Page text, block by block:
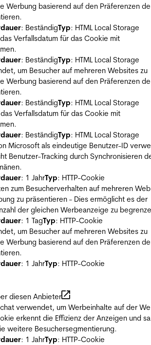
Werbung basierend auf den Präferenzen
: BeständigTyp: HTML Local Storage
Verfallsdatum für das Cookie mit
: BeständigTyp: HTML Local Storage
um Besucher auf mehreren Websites zu
Werbung basierend auf den Präferenzen
: BeständigTyp: HTML Local Storage
das Verfallsdatum für das Cookie mit
: BeständigTyp: HTML Local Storage
Microsoft als eindeutige Benutzer-ID
Benutzer-Tracking durch Synchronisieren
: 1 JahrTyp: HTTP-Cookie
zum Besucherverhalten auf mehreren
zu präsentieren - Dies ermöglicht es der
der gleichen Werbeanzeige zu
: 1 TagTyp: HTTP-Cookie
um Besucher auf mehreren Websites zu
Werbung basierend auf den Präferenzen
: 1 JahrTyp: HTTP-Cookie
diesen Anbieter
verwendet, um Werbeinhalte auf der
erkennt die Effizienz der Anzeigen und
weitere Besuchersegmentierung.
: 1 JahrTyp: HTTP-Cookie